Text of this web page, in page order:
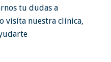
tu dudas a
visíta nuestra clínica,